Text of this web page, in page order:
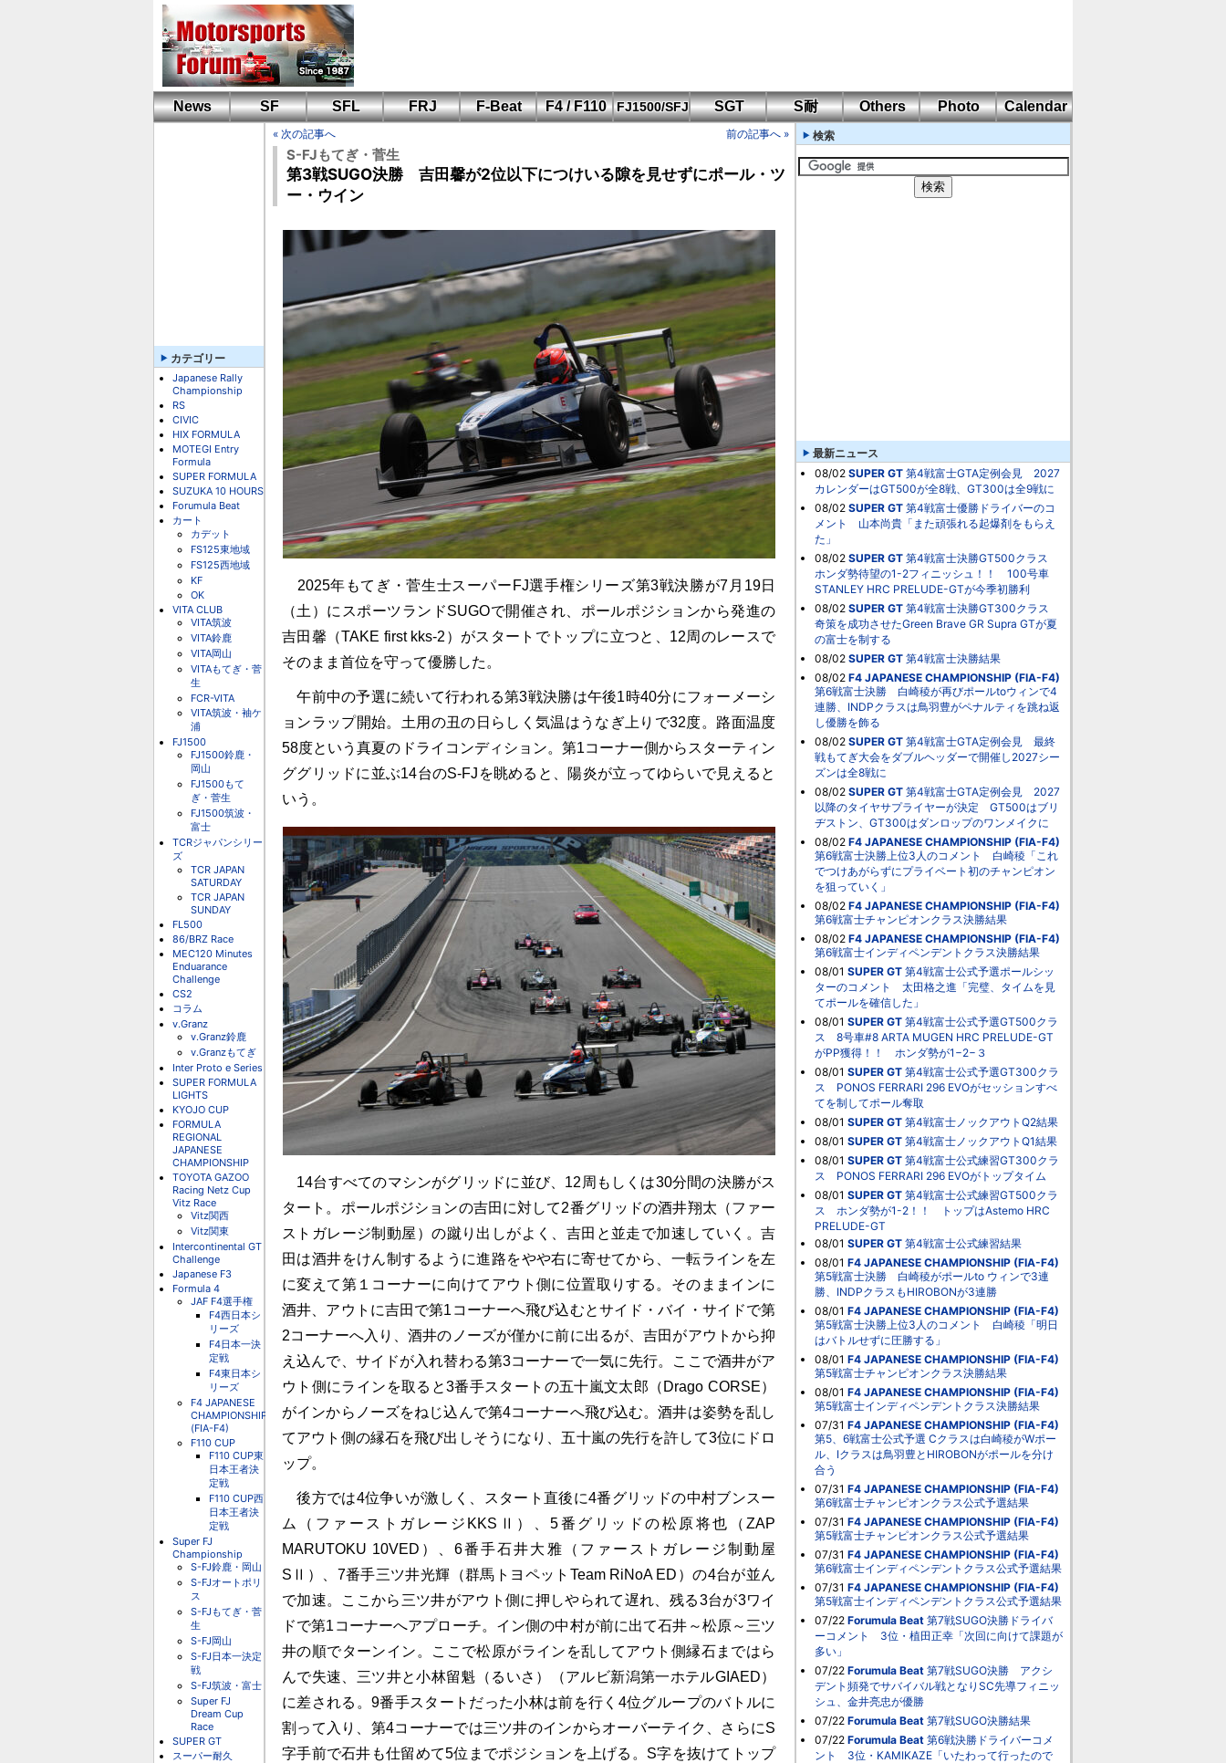
News SF SFL FRJ F-Beat
F4 / F110
FJ1500/SFJ SGT S耐 Others Photo Calendar
カテゴリー
Japanese Rally
Championship
RS
CIVIC
HIX FORMULA
MOTEGI Entry
Formula
SUPER FORMULA
SUZUKA 10 HOURS
Forumula Beat
カート
カデット
FS125東地域
FS125西地域
KF
OK
VITA CLUB
VITA筑波
VITA鈴鹿
VITA岡山
VITAもてぎ・菅
生
FCR-VITA
VITA筑波・袖ケ
浦
FJ1500
FJ1500鈴鹿・
岡山
FJ1500もて
ぎ・菅生
FJ1500筑波・
富士
TCRジャパンシリー
ズ
TCR JAPAN
SATURDAY
TCR JAPAN
SUNDAY
FL500
86/BRZ Race
MEC120 Minutes
Enduarance
Challenge
CS2
コラム
v.Granz
v.Granz鈴鹿
v.Granzもてぎ
Inter Proto e Series
SUPER FORMULA
LIGHTS
KYOJO CUP
FORMULA
REGIONAL
JAPANESE
CHAMPIONSHIP
TOYOTA GAZOO
Racing Netz Cup
Vitz Race
Vitz関西
Vitz関東
Intercontinental GT
Challenge
Japanese F3
Formula 4
JAF F4選手権
F4西日本シ
リーズ
F4日本一決
定戦
F4東日本シ
リーズ
F4 JAPANESE
CHAMPIONSHIP
(FIA-F4)
F110 CUP
F110 CUP東
日本王者決
定戦
F110 CUP西
日本王者決
定戦
Super FJ
Championship
S-FJ鈴鹿・岡山
S-FJオートポリ
ス
S-FJもてぎ・菅
生
S-FJ岡山
S-FJ日本一決定
戦
S-FJ筑波・富士
Super FJ
Dream Cup
Race
SUPER GT
スーパー耐久
« 次の記事へ 前の記事へ »
S-FJもてぎ・菅生
第3戦SUGO決勝 吉田馨が2位以下につけいる隙を見せずにポール・ツ
ー・ウイン
2025年もてぎ・菅生士スーパーFJ選手権シリーズ第3戦決勝が7月19日
（土）にスポーツランドSUGOで開催され、ポールポジションから発進の
吉田馨（TAKE first kks-2）がスタートでトップに立つと、12周のレースで
そのまま首位を守って優勝した。
午前中の予選に続いて行われる第3戦決勝は午後1時40分にフォーメーシ
ョンラップ開始。土用の丑の日らしく気温はうなぎ上りで32度。路面温度
58度という真夏のドライコンディション。第1コーナー側からスターティン
ググリッドに並ぶ14台のS-FJを眺めると、陽炎が立ってゆらいで見えると
いう。
14台すべてのマシンがグリッドに並び、12周もしくは30分間の決勝がス
タート。ポールポジションの吉田に対して2番グリッドの酒井翔太（ファー
ストガレージ制動屋）の蹴り出しがよく、吉田と並走で加速していく。吉
田は酒井をけん制するように進路をやや右に寄せてから、一転ラインを左
に変えて第１コーナーに向けてアウト側に位置取りする。そのままインに
酒井、アウトに吉田で第1コーナーへ飛び込むとサイド・バイ・サイドで第
2コーナーへ入り、酒井のノーズが僅かに前に出るが、吉田がアウトから抑
え込んで、サイドが入れ替わる第3コーナーで一気に先行。ここで酒井がア
ウト側にラインを取ると3番手スタートの五十嵐文太郎（Drago CORSE）
がインからノーズをねじ込んで第4コーナーへ飛び込む。酒井は姿勢を乱し
てアウト側の縁石を飛び出しそうになり、五十嵐の先行を許して3位にドロ
ップ。
後方では4位争いが激しく、スタート直後に4番グリッドの中村ブンスー
ム（ファーストガレージKKSⅡ）、5番グリッドの松原将也（ZAP
MARUTOKU 10VED）、6番手石井大雅（ファーストガレージ制動屋
SⅡ）、7番手三ツ井光輝（群馬トヨペットTeam RiNoA ED）の4台が並ん
で加速。ここから三ツ井がアウト側に押しやられて遅れ、残る3台が3ワイ
ドで第1コーナーへアプローチ。イン側の中村が前に出て石井～松原～三ツ
井の順でターンイン。ここで松原がラインを乱してアウト側縁石まではら
んで失速、三ツ井と小林留魁（るいさ）（アルビ新潟第一ホテルGIAED）
に差される。9番手スタートだった小林は前を行く4位グループのバトルに
割って入り、第4コーナーでは三ツ井のインからオーバーテイク、さらにS
字手前で石井も仕留めて5位までポジションを上げる。S字を抜けてトップ
検索
最新ニュース
08/02 SUPER GT 第4戦富士GTA定例会見 2027
カレンダーはGT500が全8戦、GT300は全9戦に
08/02 SUPER GT 第4戦富士優勝ドライバーのコ
メント 山本尚貴「また頑張れる起爆剤をもらえ
た」
08/02 SUPER GT 第4戦富士決勝GT500クラス
ホンダ勢待望の1-2フィニッシュ！！ 100号車
STANLEY HRC PRELUDE-GTが今季初勝利
08/02 SUPER GT 第4戦富士決勝GT300クラス
奇策を成功させたGreen Brave GR Supra GTが夏
の富士を制する
08/02 SUPER GT 第4戦富士決勝結果
08/02 F4 JAPANESE CHAMPIONSHIP (FIA-F4)
第6戦富士決勝 白崎稜が再びポールtoウィンで4
連勝、INDPクラスは鳥羽豊がペナルティを跳ね返
し優勝を飾る
08/02 SUPER GT 第4戦富士GTA定例会見 最終
戦もてぎ大会をダブルヘッダーで開催し2027シー
ズンは全8戦に
08/02 SUPER GT 第4戦富士GTA定例会見 2027
以降のタイヤサプライヤーが決定 GT500はブリ
ヂストン、GT300はダンロップのワンメイクに
08/02 F4 JAPANESE CHAMPIONSHIP (FIA-F4)
第6戦富士決勝上位3人のコメント 白崎稜「これ
でつけあがらずにプライベート初のチャンピオン
を狙っていく」
08/02 F4 JAPANESE CHAMPIONSHIP (FIA-F4)
第6戦富士チャンピオンクラス決勝結果
08/02 F4 JAPANESE CHAMPIONSHIP (FIA-F4)
第6戦富士インディペンデントクラス決勝結果
08/01 SUPER GT 第4戦富士公式予選ポールシッ
ターのコメント 太田格之進「完璧、タイムを見
てポールを確信した」
08/01 SUPER GT 第4戦富士公式予選GT500クラ
ス 8号車#8 ARTA MUGEN HRC PRELUDE-GT
がPP獲得！！ ホンダ勢が1−2−３
08/01 SUPER GT 第4戦富士公式予選GT300クラ
ス PONOS FERRARI 296 EVOがセッションすべ
てを制してポール奪取
08/01 SUPER GT 第4戦富士ノックアウトQ2結果
08/01 SUPER GT 第4戦富士ノックアウトQ1結果
08/01 SUPER GT 第4戦富士公式練習GT300クラ
ス PONOS FERRARI 296 EVOがトップタイム
08/01 SUPER GT 第4戦富士公式練習GT500クラ
ス ホンダ勢が1-2！！ トップはAstemo HRC
PRELUDE-GT
08/01 SUPER GT 第4戦富士公式練習結果
08/01 F4 JAPANESE CHAMPIONSHIP (FIA-F4)
第5戦富士決勝 白崎稜がポールto ウィンで3連
勝、INDPクラスもHIROBONが3連勝
08/01 F4 JAPANESE CHAMPIONSHIP (FIA-F4)
第5戦富士決勝上位3人のコメント 白崎稜「明日
はバトルせずに圧勝する」
08/01 F4 JAPANESE CHAMPIONSHIP (FIA-F4)
第5戦富士チャンピオンクラス決勝結果
08/01 F4 JAPANESE CHAMPIONSHIP (FIA-F4)
第5戦富士インディペンデントクラス決勝結果
07/31 F4 JAPANESE CHAMPIONSHIP (FIA-F4)
第5、6戦富士公式予選 Cクラスは白崎稜がWポー
ル、Iクラスは鳥羽豊とHIROBONがポールを分け
合う
07/31 F4 JAPANESE CHAMPIONSHIP (FIA-F4)
第6戦富士チャンピオンクラス公式予選結果
07/31 F4 JAPANESE CHAMPIONSHIP (FIA-F4)
第5戦富士チャンピオンクラス公式予選結果
07/31 F4 JAPANESE CHAMPIONSHIP (FIA-F4)
第6戦富士インディペンデントクラス公式予選結果
07/31 F4 JAPANESE CHAMPIONSHIP (FIA-F4)
第5戦富士インディペンデントクラス公式予選結果
07/22 Forumula Beat 第7戦SUGO決勝ドライバ
ーコメント 3位・植田正幸「次回に向けて課題が
多い」
07/22 Forumula Beat 第7戦SUGO決勝 アクシ
デント頻発でサバイバル戦となりSC先導フィニッ
シュ、金井亮忠が優勝
07/22 Forumula Beat 第7戦SUGO決勝結果
07/22 Forumula Beat 第6戦決勝ドライバーコメ
ント 3位・KAMIKAZE「いたわって行ったので